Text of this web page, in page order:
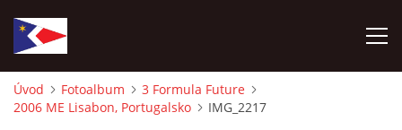
ÚVOD
Úvod Fotoalbum
3 Formula Future
2006 ME Lisabon, Portugalsko
IMG_2217